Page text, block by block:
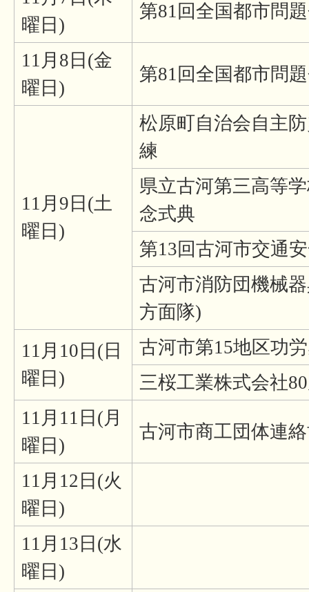
曜日)
第81回全国都市問
11月8日(金
曜日)
第81回全国都市問
11月9日(土
曜日)
松原町自治会自主
練
県立古河第三高等
念式典
第13回古河市交通
古河市消防団機械
方面隊)
11月10日(日
曜日)
古河市第15地区功
三桜工業株式会社
11月11日(月
曜日)
古河市商工団体連
11月12日(火
曜日)
11月13日(水
曜日)